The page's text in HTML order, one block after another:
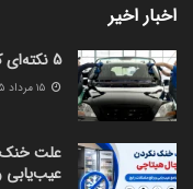
اخبار اخیر
5 نکته‌ای که قبل از نصب شیشه جلو خودرو باید بدانید
علت خنک
عیب‌یابی